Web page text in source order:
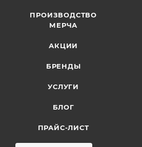
ПРОИЗВОДСТВО
МЕРЧА
АКЦИИ
БРЕНДЫ
УСЛУГИ
БЛОГ
ПРАЙС-ЛИСТ